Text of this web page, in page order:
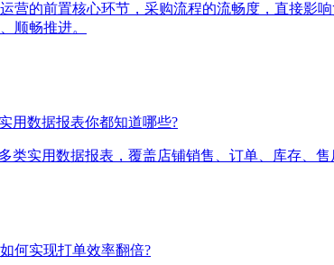
营的前置核心环节，采购流程的流畅度，直接影
顺畅推进。
用数据报表你都知道哪些?
类实用数据报表，覆盖店铺销售、订单、库存、
何实现打单效率翻倍?